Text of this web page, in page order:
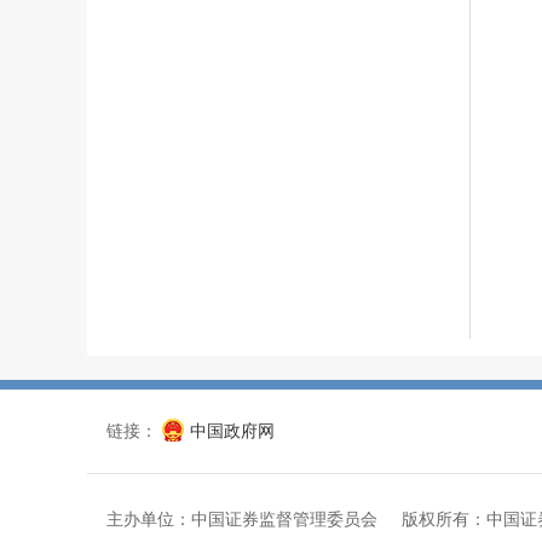
链接： 中国政府网
主办单位：中国证券监督管理委员会 版权所有：中国证